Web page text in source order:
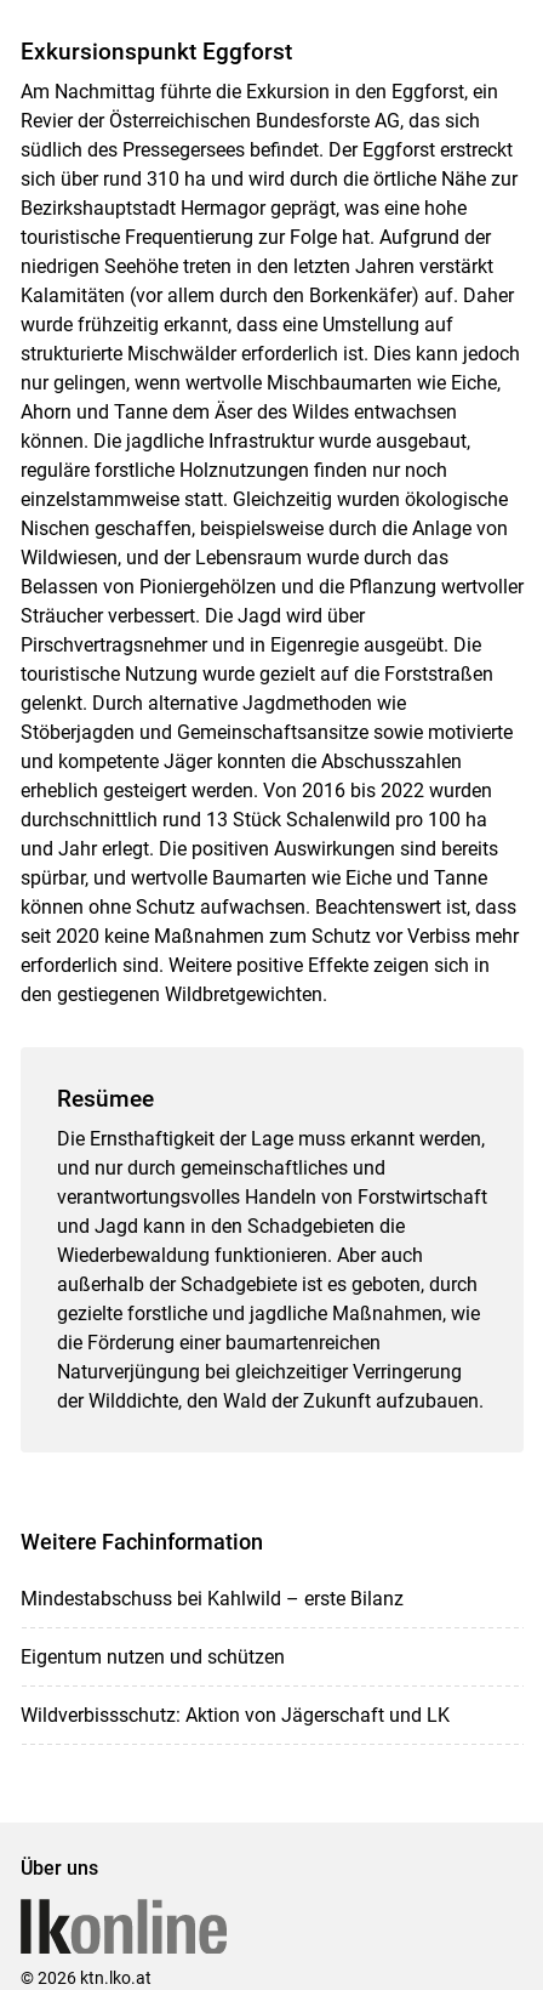
Exkursionspunkt Eggforst
Am Nachmittag führte die Exkursion in den Eggforst, ein
Revier der Österreichischen Bundesforste AG, das sich
südlich des Pressegersees befindet. Der Eggforst erstreckt
sich über rund 310 ha und wird durch die örtliche Nähe zur
Bezirkshauptstadt Hermagor geprägt, was eine hohe
touristische Frequentierung zur Folge hat. Aufgrund der
niedrigen Seehöhe treten in den letzten Jahren verstärkt
Kalamitäten (vor allem durch den Borkenkäfer) auf. Daher
wurde frühzeitig erkannt, dass eine Umstellung auf
strukturierte Mischwälder erforderlich ist. Dies kann jedoch
nur gelingen, wenn wertvolle Mischbaumarten wie Eiche,
Ahorn und Tanne dem Äser des Wildes entwachsen
können. Die jagdliche Infrastruktur wurde ausgebaut,
reguläre forstliche Holznutzungen finden nur noch
einzelstammweise statt. Gleichzeitig wurden ökologische
Nischen geschaffen, beispielsweise durch die Anlage von
Wildwiesen, und der Lebensraum wurde durch das
Belassen von Pioniergehölzen und die Pflanzung wertvoller
Sträucher verbessert. Die Jagd wird über
Pirschvertragsnehmer und in Eigenregie ausgeübt. Die
touristische Nutzung wurde gezielt auf die Forststraßen
gelenkt. Durch alternative Jagdmethoden wie
Stöberjagden und Gemeinschaftsansitze sowie motivierte
und kompetente Jäger konnten die Abschusszahlen
erheblich gesteigert werden. Von 2016 bis 2022 wurden
durchschnittlich rund 13 Stück Schalenwild pro 100 ha
und Jahr erlegt. Die positiven Auswirkungen sind bereits
spürbar, und wertvolle Baumarten wie Eiche und Tanne
können ohne Schutz aufwachsen. Beachtenswert ist, dass
seit 2020 keine Maßnahmen zum Schutz vor Verbiss mehr
erforderlich sind. Weitere positive Effekte zeigen sich in
den gestiegenen Wildbretgewichten.
Resümee
Die Ernsthaftigkeit der Lage muss erkannt werden,
und nur durch gemeinschaftliches und
verantwortungsvolles Handeln von Forstwirtschaft
und Jagd kann in den Schadgebieten die
Wiederbewaldung funktionieren. Aber auch
außerhalb der Schadgebiete ist es geboten, durch
gezielte forstliche und jagdliche Maßnahmen, wie
die Förderung einer baumartenreichen
Naturverjüngung bei gleichzeitiger Verringerung
der Wilddichte, den Wald der Zukunft aufzubauen.
Weitere Fachinformation
Mindestabschuss bei Kahlwild – erste Bilanz
Eigentum nutzen und schützen
Wildverbissschutz: Aktion von Jägerschaft und LK
Über uns
© 2026 ktn.lko.at